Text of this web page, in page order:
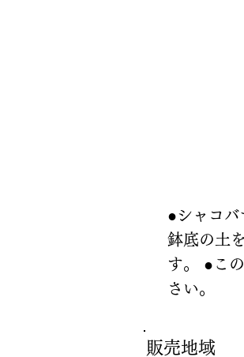
●シャコ
鉢底の土
す。 ●こ
さい。
販売地域